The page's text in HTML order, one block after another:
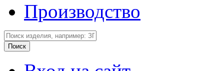
Производство